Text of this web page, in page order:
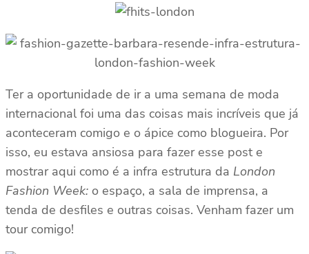
Ter a oportunidade de ir a uma semana de moda
internacional foi uma das coisas mais incríveis que já
aconteceram comigo e o ápice como blogueira. Por
isso, eu estava ansiosa para fazer esse post e
mostrar aqui como é a infra estrutura da London
Fashion Week: o espaço, a sala de imprensa, a
tenda de desfiles e outras coisas. Venham fazer um
tour comigo!